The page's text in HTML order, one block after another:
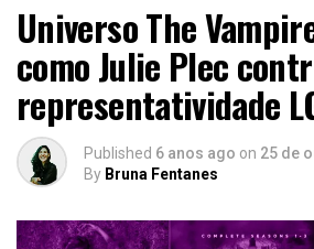
Universo The
como Julie Plec
representatividade
Published 6 anos ago on 25 de
By Bruna Fentanes